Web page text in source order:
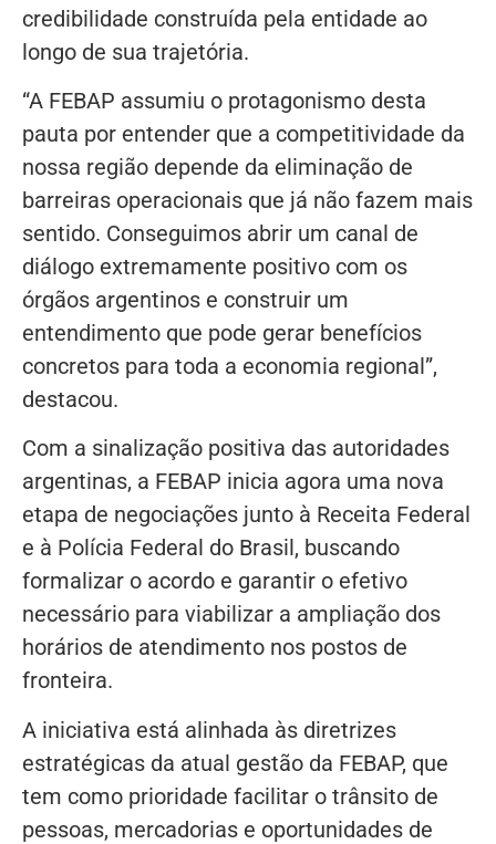
credibilidade construída pela entidade ao
longo de sua trajetória.
“A FEBAP assumiu o protagonismo desta
pauta por entender que a competitividade da
nossa região depende da eliminação de
barreiras operacionais que já não fazem mais
sentido. Conseguimos abrir um canal de
diálogo extremamente positivo com os
órgãos argentinos e construir um
entendimento que pode gerar benefícios
concretos para toda a economia regional”,
destacou.
Com a sinalização positiva das autoridades
argentinas, a FEBAP inicia agora uma nova
etapa de negociações junto à Receita Federal
e à Polícia Federal do Brasil, buscando
formalizar o acordo e garantir o efetivo
necessário para viabilizar a ampliação dos
horários de atendimento nos postos de
fronteira.
A iniciativa está alinhada às diretrizes
estratégicas da atual gestão da FEBAP, que
tem como prioridade facilitar o trânsito de
pessoas, mercadorias e oportunidades de